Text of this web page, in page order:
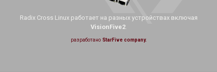
Radix Cross Linux работает на разных устройствах включая
VisionFive2.
разработано StarFive company.